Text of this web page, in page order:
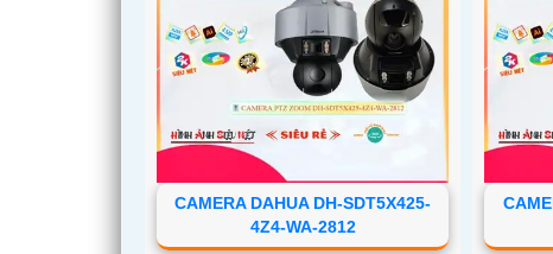
CAMERA DAHUA DH-SDT5X425-
4Z4-WA-2812